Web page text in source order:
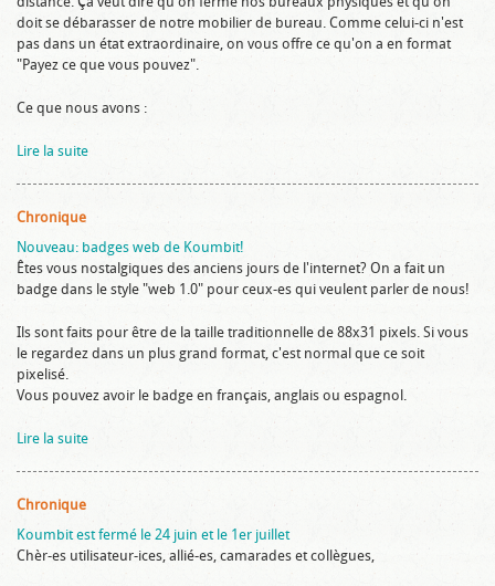
doit se débarasser de notre mobilier de bureau. Comme celui-ci n'est
pas dans un état extraordinaire, on vous offre ce qu'on a en format
"Payez ce que vous pouvez".
Ce que nous avons :
Lire la suite
Chronique
Nouveau: badges web de Koumbit!
Êtes vous nostalgiques des anciens jours de l'internet? On a fait un
badge dans le style "web 1.0" pour ceux-es qui veulent parler de nous!
Ils sont faits pour être de la taille traditionnelle de 88x31 pixels. Si vous
le regardez dans un plus grand format, c'est normal que ce soit
pixelisé.
Vous pouvez avoir le badge en français, anglais ou espagnol.
Lire la suite
Chronique
Koumbit est fermé le 24 juin et le 1er juillet
Chèr-es utilisateur-ices, allié-es, camarades et collègues,